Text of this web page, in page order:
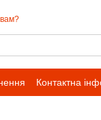
Контактна
для оптових